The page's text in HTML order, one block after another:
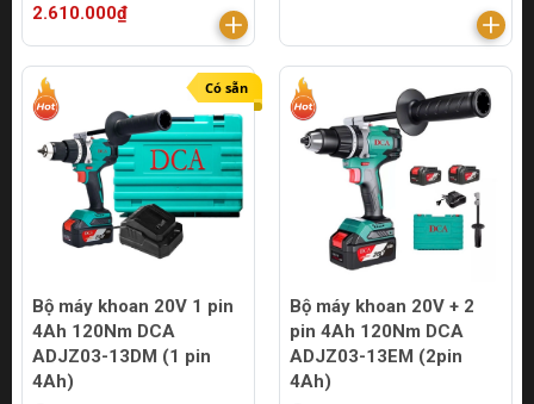
2.610.000₫
Có sẵn
Bộ máy khoan 20V 1 pin
4Ah 120Nm DCA
ADJZ03-13DM (1 pin
4Ah)
Bộ máy khoan 20V + 2
pin 4Ah 120Nm DCA
ADJZ03-13EM (2pin
4Ah)